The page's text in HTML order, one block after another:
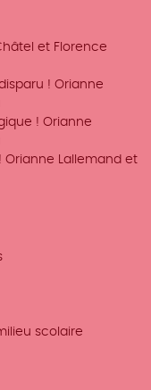
et Florence
! Orianne
! Orianne
Orianne Lallemand et
scolaire